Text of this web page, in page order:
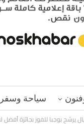
سياحة وسفر
يرشح بوجبا للفوز بجائزة